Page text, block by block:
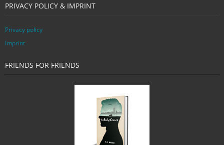
PRIVACY POLICY & IMPRINT
Privacy policy
Imprint
FRIENDS FOR FRIENDS